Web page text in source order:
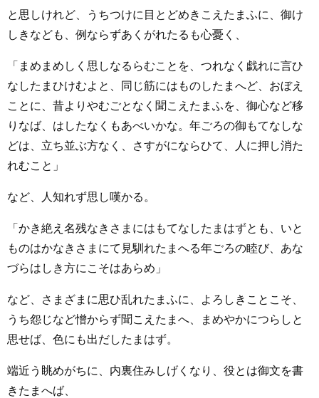
と思しけれど、うちつけに目とどめきこえたまふに、御け
しきなども、例ならずあくがれたるも心憂く、
「まめまめしく思しなるらむことを、つれなく戯れに言ひ
なしたまひけむよと、同じ筋にはものしたまへど、おぼえ
ことに、昔よりやむごとなく聞こえたまふを、御心など移
りなば、はしたなくもあべいかな。年ごろの御もてなしな
どは、立ち並ぶ方なく、さすがにならひて、人に押し消た
れむこと」
など、人知れず思し嘆かる。
「かき絶え名残なきさまにはもてなしたまはずとも、いと
ものはかなきさまにて見馴れたまへる年ごろの睦び、あな
づらはしき方にこそはあらめ」
など、さまざまに思ひ乱れたまふに、よろしきことこそ、
うち怨じなど憎からず聞こえたまへ、まめやかにつらしと
思せば、色にも出だしたまはず。
端近う眺めがちに、内裏住みしげくなり、役とは御文を書
きたまへば、